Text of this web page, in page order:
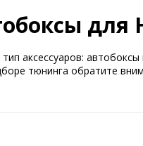
для
аксессуаров: автобоксы
тюнинга обратите